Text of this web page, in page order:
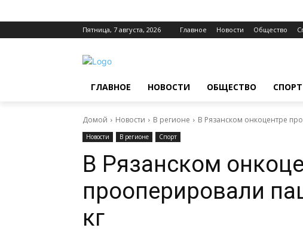
Пятница, 7 августа, 2026 Главное Новости Общество
ГЛАВНОЕ НОВОСТИ ОБЩЕСТВО СПОРТ
Домой Новости В регионе В Рязанском онкоцентре
Новости В регионе Спорт
В Рязанском
прооперировали
кг